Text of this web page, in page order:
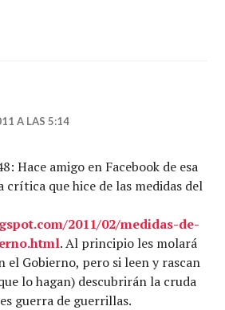
A LAS 5:14
Hace amigo en Facebook de esa
crítica que hice de las medidas del
2011/02/medidas-de-
. Al principio les molará
el Gobierno, pero si leen y rascan
lo hagan) descubrirán la cruda
guerra de guerrillas.